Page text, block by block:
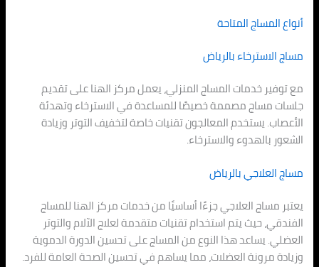
أنواع المساج المتاحة
مساج الاسترخاء بالرياض
مع توفير خدمات المساج المنزلي، يعمل مركز الهنا على تقديم
جلسات مساج مصممة خصيصًا للمساعدة في الاسترخاء وتهدئة
الأعصاب. يستخدم المعالجون تقنيات خاصة لتخفيف التوتر وزيادة
الشعور بالهدوء والاسترخاء.
مساج العلاجي بالرياض
يعتبر مساج العلاجي جزءًا أساسيًا من خدمات مركز الهنا للمساج
الفندقي، حيث يتم استخدام تقنيات متقدمة لعلاج الآلام والتوتر
العضلي. يساعد هذا النوع من المساج على تحسين الدورة الدموية
وزيادة مرونة العضلات، مما يساهم في تحسين الصحة العامة للفرد.